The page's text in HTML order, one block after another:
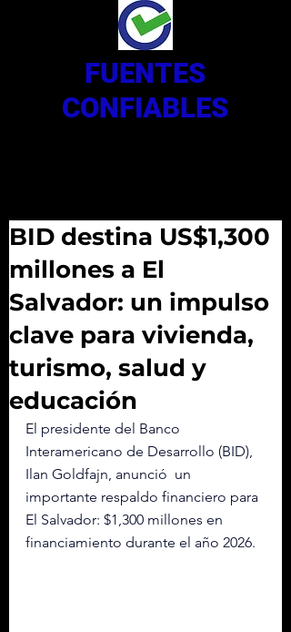
FUENTES
CONFIABLES
BID destina US$1,300
millones a El
Salvador: un impulso
clave para vivienda,
turismo, salud y
educación
El presidente del Banco
Interamericano de Desarrollo (BID),
Ilan Goldfajn, anunció  un
importante respaldo financiero para
El Salvador: $1,300 millones en
financiamiento durante el año 2026.